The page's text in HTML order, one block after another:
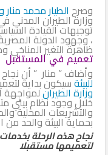
وصرح الطيار محمد منار
وزارة الطيران المدني
توجيهات القيادة
، وجهود الدولة
ظاهرة التغير المناخي
تعميم في المستقبل
وأضاف ” منار ” أن
للبيئةسيكون بداية
وزارة الطيرانلمواجهة
خلال وجود نظام بيئي
والتشريعات المحلية
بحماية البيئة والحد من
نجاح هذه الرحلة
لتعميمها مستقبلا